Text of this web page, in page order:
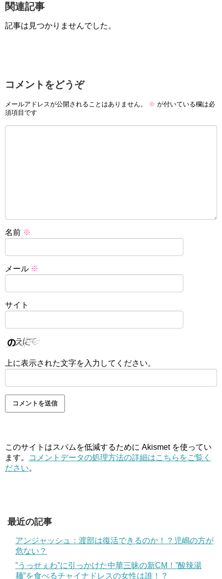
関連記事
記事は見つかりませんでした。
コメントをどうぞ
メールアドレスが公開されることはありません。 ※ が付いている欄は必
須項目です
名前 ※
メール ※
サイト
上に表示された文字を入力してください。
このサイトはスパムを低減するために Akismet を使ってい
ます。
コメントデータの処理方法の詳細はこちらをご覧く
ださい。
最近の記事
アンジャッシュ：渡部は復活できるのか！？児嶋の方が
危ない？
”うっせぇわ”に引っかけた中華三昧の新CM！”酸辣湯
麺”を食べるチャイナドレスの女性は誰！？